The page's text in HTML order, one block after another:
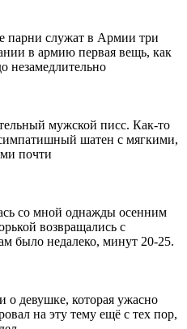
парни служат в Армии три
в армию первая вещь, как
незамедлительно
мужской писс. Как-то
шатен с мягкими,
почти
со мной однажды осенним
возвращались с
было недалеко, минут 20-25.
о девушке, которая ужасно
на эту тему ещё с тех пор,